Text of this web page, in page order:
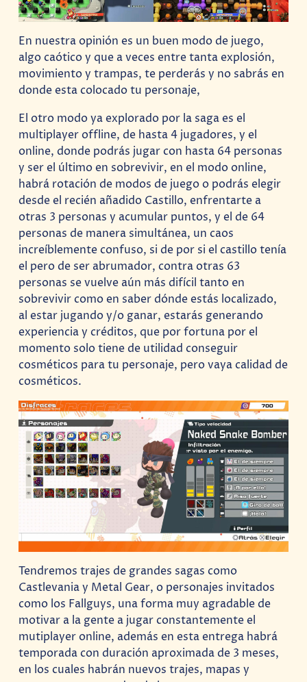
En nuestra opinión es un buen modo de juego,
algo caótico y que a veces entre tanta explosión,
movimiento y trampas, te perderás y no sabrás en
donde esta colocado tu personaje,
El otro modo ya explorado por la saga es el
multiplayer offline, de hasta 4 jugadores, y el
online, donde podrás jugar con hasta 64 personas
y ser el último en sobrevivir, en el modo online,
habrá rotación de modos de juego o podrás elegir
desde el recién añadido Castillo, enfrentarte a
otras 3 personas y acumular puntos, y el de 64
personas de manera simultánea, un caos
increíblemente confuso, si de por si el castillo tenía
el pero de ser abrumador, contra otras 63
personas se vuelve aún más difícil tanto en
sobrevivir como en saber dónde estás localizado,
al estar jugando y/o ganar, estarás generando
experiencia y créditos, que por fortuna por el
momento solo tiene de utilidad conseguir
cosméticos para tu personaje, pero vaya calidad de
cosméticos.
Tendremos trajes de grandes sagas como
Castlevania y Metal Gear, o personajes invitados
como los Fallguys, una forma muy agradable de
motivar a la gente a jugar constantemente el
mutiplayer online, además en esta entrega habrá
temporada con duración aproximada de 3 meses,
en los cuales habrán nuevos trajes, mapas y